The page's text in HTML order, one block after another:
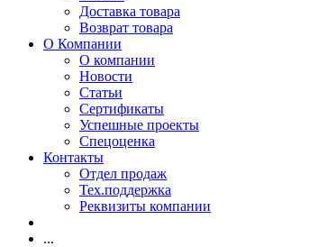
Доставка товара
Возврат товара
О Компании
О компании
Новости
Статьи
Сертификаты
Успешные проекты
Спецоценка
Контакты
Отдел продаж
Тех.поддержка
Реквизиты компании
...